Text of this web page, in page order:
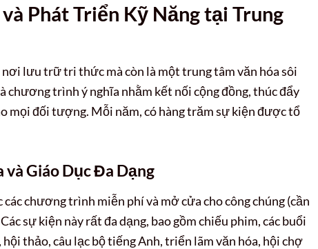
Phát Triển Kỹ Năng tại Trung
nơi lưu trữ tri thức mà còn là một trung tâm văn hóa sôi
chương trình ý nghĩa nhằm kết nối cộng đồng, thúc đẩy
mọi đối tượng. Mỗi năm, có hàng trăm sự kiện được tổ
và Giáo Dục Đa Dạng
chương trình miễn phí và mở cửa cho công chúng (cần
sự kiện này rất đa dạng, bao gồm chiếu phim, các buổi
thảo, câu lạc bộ tiếng Anh, triển lãm văn hóa, hội chợ